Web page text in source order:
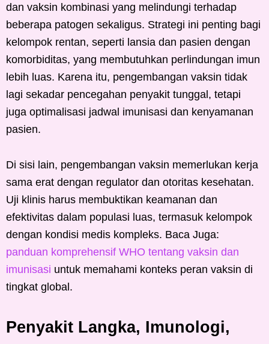
dan vaksin kombinasi yang melindungi terhadap
beberapa patogen sekaligus. Strategi ini penting bagi
kelompok rentan, seperti lansia dan pasien dengan
komorbiditas, yang membutuhkan perlindungan imun
lebih luas. Karena itu, pengembangan vaksin tidak
lagi sekadar pencegahan penyakit tunggal, tetapi
juga optimalisasi jadwal imunisasi dan kenyamanan
pasien.
Di sisi lain, pengembangan vaksin memerlukan kerja
sama erat dengan regulator dan otoritas kesehatan.
Uji klinis harus membuktikan keamanan dan
efektivitas dalam populasi luas, termasuk kelompok
dengan kondisi medis kompleks. Baca Juga:
panduan komprehensif WHO tentang vaksin dan
imunisasi untuk memahami konteks peran vaksin di
tingkat global.
Penyakit Langka, Imunologi,